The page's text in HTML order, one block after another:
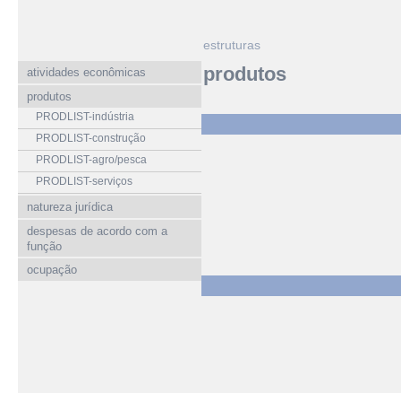
atividades econômicas
produtos
PRODLIST-indústria
PRODLIST-construção
PRODLIST-agro/pesca
PRODLIST-serviços
natureza jurídica
despesas de acordo com a
função
ocupação
estruturas
produtos